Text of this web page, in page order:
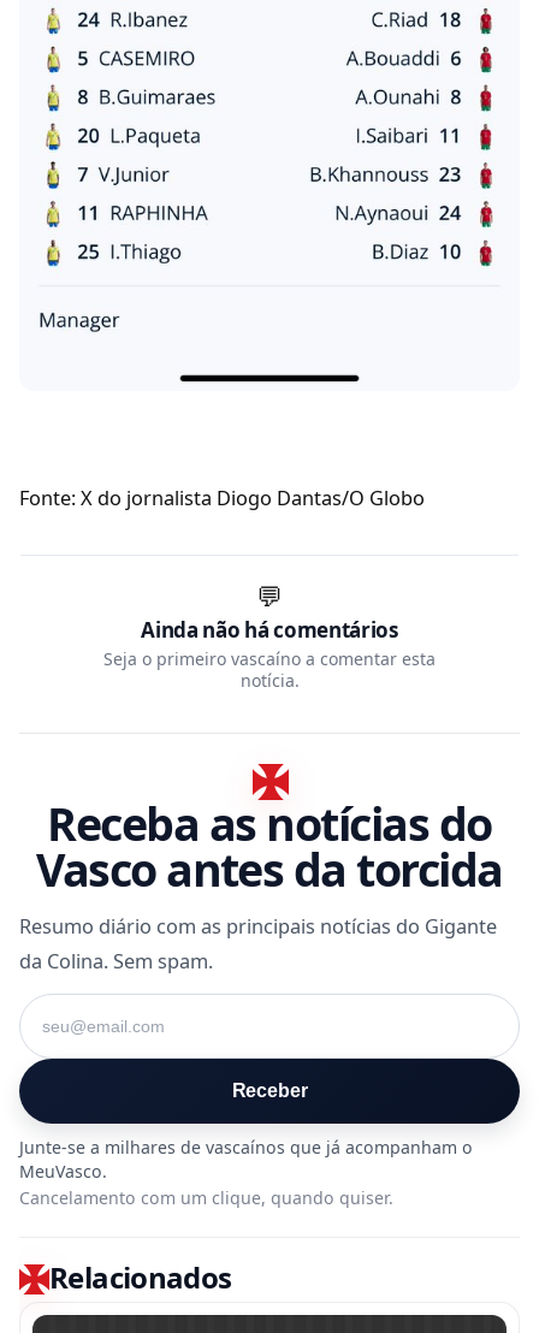
Fonte: X do jornalista Diogo Dantas/O Globo
💬
Ainda não há comentários
Seja o primeiro vascaíno a comentar esta
notícia.
Receba as notícias do
Vasco antes da torcida
Resumo diário com as principais notícias do Gigante
da Colina. Sem spam.
Seu e-mail
Receber
Cancelamento com um clique, quando quiser.
Relacionados